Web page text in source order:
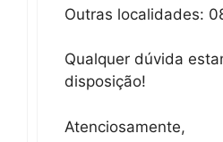
Outras localidades:
Qualquer dúvida
disposição!
Atenciosamente,